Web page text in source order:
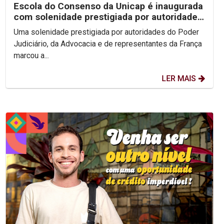
Escola do Consenso da Unicap é inaugurada
com solenidade prestigiada por autoridades
do...
Uma solenidade prestigiada por autoridades do Poder
Judiciário, da Advocacia e de representantes da França
marcou a...
LER MAIS